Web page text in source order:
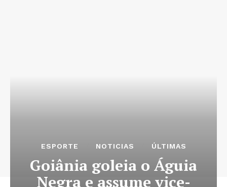
ESPORTE NOTICIAS ÚLTIMAS
Goiânia goleia o Águia
Negra e assume vice-